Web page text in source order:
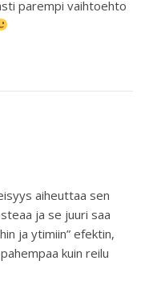
parempi vaihtoehto
aiheuttaa sen
ja se juuri saa
ja ytimiin” efektin,
kuin reilu